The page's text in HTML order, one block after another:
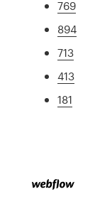
769
894
713
413
181